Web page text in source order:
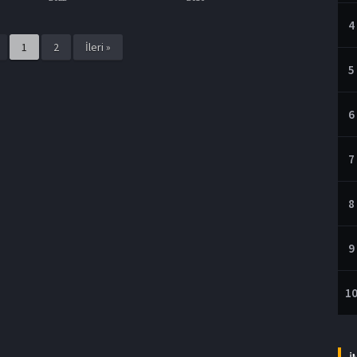
1 2 İleri »
4
5
6
7
8
9
10